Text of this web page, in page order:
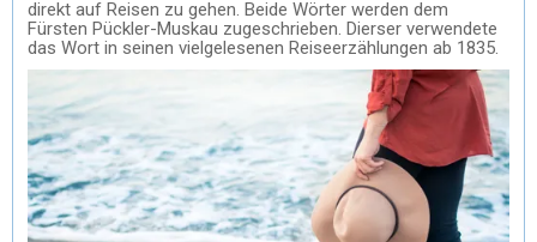
direkt auf Reisen zu gehen. Beide Wörter werden dem
Fürsten Pückler-Muskau zugeschrieben. Dierser verwendete
das Wort in seinen vielgelesenen Reiseerzählungen ab 1835.